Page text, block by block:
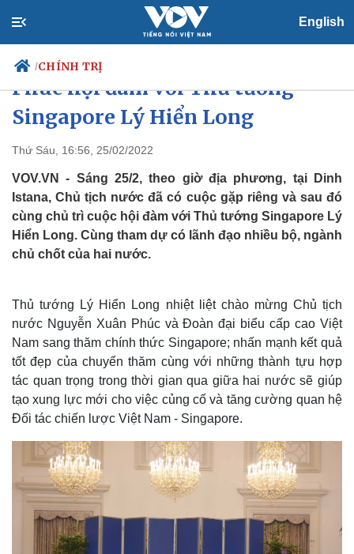
English
/CHÍNH TRỊ
Chính trị
Tổ chức nhân sự
Quốc hội
Nhận diện sự thật
Tin 24h
Dự báo thời tiết
Giáo dục
Dấu ấn VOV
Việc làm
Chủ tịch nước Nguyễn Xuân
Phúc hội đàm với Thủ tướng
Singapore Lý Hiển Long
Thứ Sáu, 16:56, 25/02/2022
VOV.VN - Sáng 25/2, theo giờ địa phương, tại Dinh
Istana, Chủ tịch nước đã có cuộc gặp riêng và sau đó
cùng chủ trì cuộc hội đàm với Thủ tướng Singapore Lý
Hiển Long. Cùng tham dự có lãnh đạo nhiều bộ, ngành
chủ chốt của hai nước.
Thủ tướng Lý Hiển Long nhiệt liệt chào mừng Chủ tịch
nước Nguyễn Xuân Phúc và Đoàn đại biểu cấp cao Việt
Nam sang thăm chính thức Singapore; nhấn mạnh kết quả
tốt đẹp của chuyến thăm cùng với những thành tựu hợp
tác quan trọng trong thời gian qua giữa hai nước sẽ giúp
tạo xung lực mới cho việc củng cố và tăng cường quan hệ
Đối tác chiến lược Việt Nam - Singapore.